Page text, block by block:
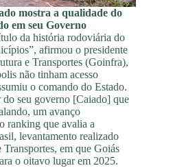
mostra a qualidade do
em seu Governo
da história rodoviária do
afirmou o presidente
e Transportes (Goinfra),
não tinham acesso
o comando do Estado.
do seu governo [Caiado] que
um avanço
ranking que avalia a
levantamento realizado
em que Goiás
o oitavo lugar em 2025.